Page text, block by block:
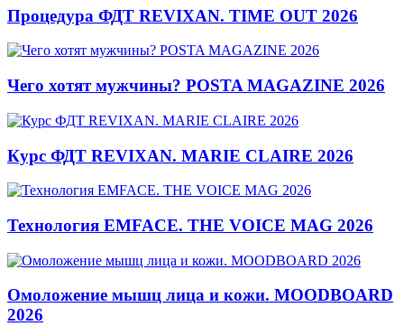
Процедура ФДТ REVIXAN. TIME OUT 2026
Чего хотят мужчины? POSTA MAGAZINE 2026
Курс ФДТ REVIXAN. MARIE CLAIRE 2026
Технология EMFACE. THE VOICE MAG 2026
Омоложение мышц лица и кожи. MOODBOARD
2026